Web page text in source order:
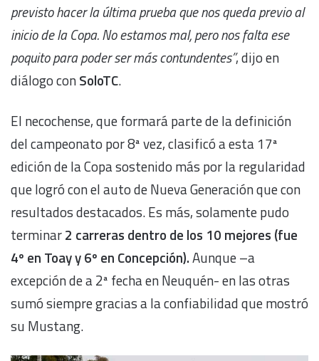
previsto hacer la última prueba que nos queda previo al
inicio de la Copa. No estamos mal, pero nos falta ese
poquito para poder ser más contundentes”, dijo en
diálogo conSoloTC.
El necochense, que formará parte de la definición
del campeonato por 8ª vez, clasificó a esta 17ª
edición de la Copa sostenido más por la regularidad
que logró con el auto de Nueva Generación que con
resultados destacados. Es más, solamente pudo
terminar2 carreras dentro de los 10 mejores (fue
4º en Toay y 6º en Concepción).Aunque –a
excepción de a 2ª fecha en Neuquén- en las otras
sumó siempre gracias a la confiabilidad que mostró
su Mustang.